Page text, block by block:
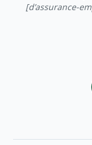
[d’assurance-